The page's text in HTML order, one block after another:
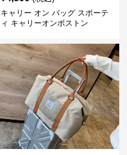
キャリー オン バッグ スポーテ
ィ キャリーオンボストン